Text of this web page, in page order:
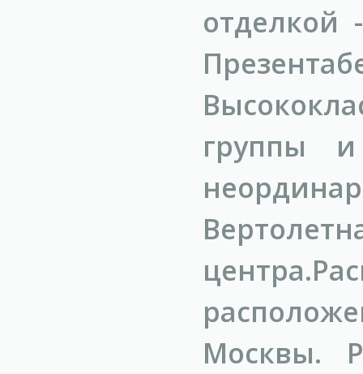
отделкой
группы
Москвы.